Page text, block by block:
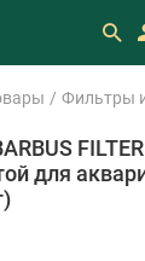
Фильтры
для